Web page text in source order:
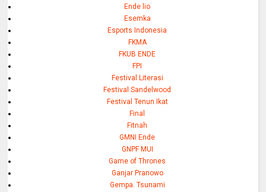
Ende lio
Esemka
Esports Indonesia
FKMA
FKUB ENDE
FPI
Festival Literasi
Festival Sandelwood
Festival Tenun Ikat
Final
Fitnah
GMNI Ende
GNPF MUI
Game of Thrones
Ganjar Pranowo
Gempa. Tsunami